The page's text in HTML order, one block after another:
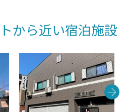
から近い宿泊施設